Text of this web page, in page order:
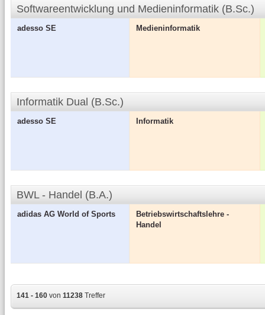
Softwareentwicklung und Medieninformatik (B.Sc.)
adesso SE Medieninformatik
Informatik Dual (B.Sc.)
adesso SE Informatik
BWL - Handel (B.A.)
adidas AG World of Sports
Betriebswirtschaftslehre -
Handel
141 - 160 von 11238 Treffer